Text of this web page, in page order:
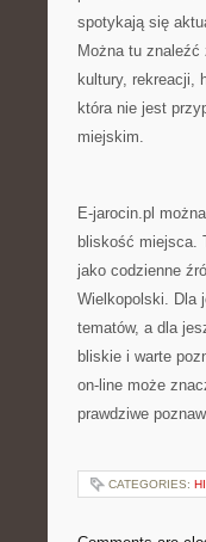
spotykają się
Można tu
kultury, rekreacji,
która nie jest
miejskim.
E-jarocin.pl
bliskość miejsca.
jako codzienne
Wielkopolski. Dla
tematów, a dla
bliskie i warte
on-line może
prawdziwe
CATEGORIES: